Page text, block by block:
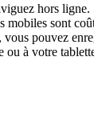
hors
mobiles sont
pouvez
ou à votre